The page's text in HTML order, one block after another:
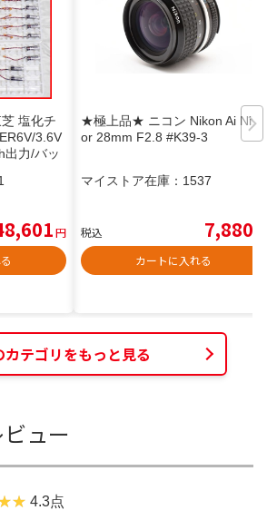
塩化チ
3.6V
出力/バッ
円
★極上品★ ニコン Nikon Ai Nikk
or 28mm F2.8 #K39-3
マイストア在庫： 1537
税込 7,880
カートに入れる
カテゴリをもっと見る
ュー
4.3点